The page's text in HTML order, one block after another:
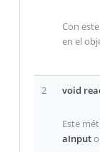
Con
en el
2 void
Este
aInput